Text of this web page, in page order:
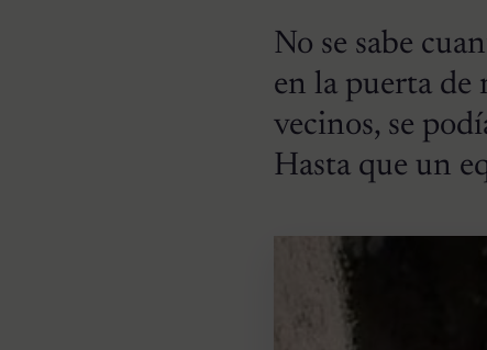
No se sabe
en la puerta de
vecinos, se
Hasta que un